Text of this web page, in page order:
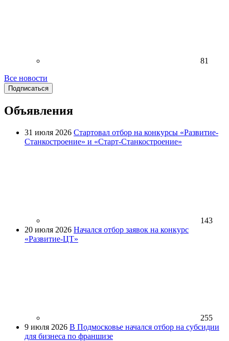
81
Все новости
Подписаться
Объявления
31 июля 2026 Стартовал отбор на конкурсы «Развитие-
Станкостроение» и «Старт-Станкостроение»
143
20 июля 2026 Начался отбор заявок на конкурс
«Развитие-ЦТ»
255
9 июля 2026 В Подмосковье начался отбор на субсидии
для бизнеса по франшизе